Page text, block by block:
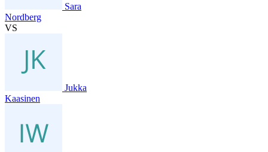
Sara
Nordberg
VS
Jukka
Kaasinen